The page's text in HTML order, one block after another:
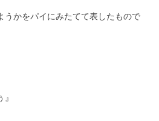
うかをパイにみたてて表したもので